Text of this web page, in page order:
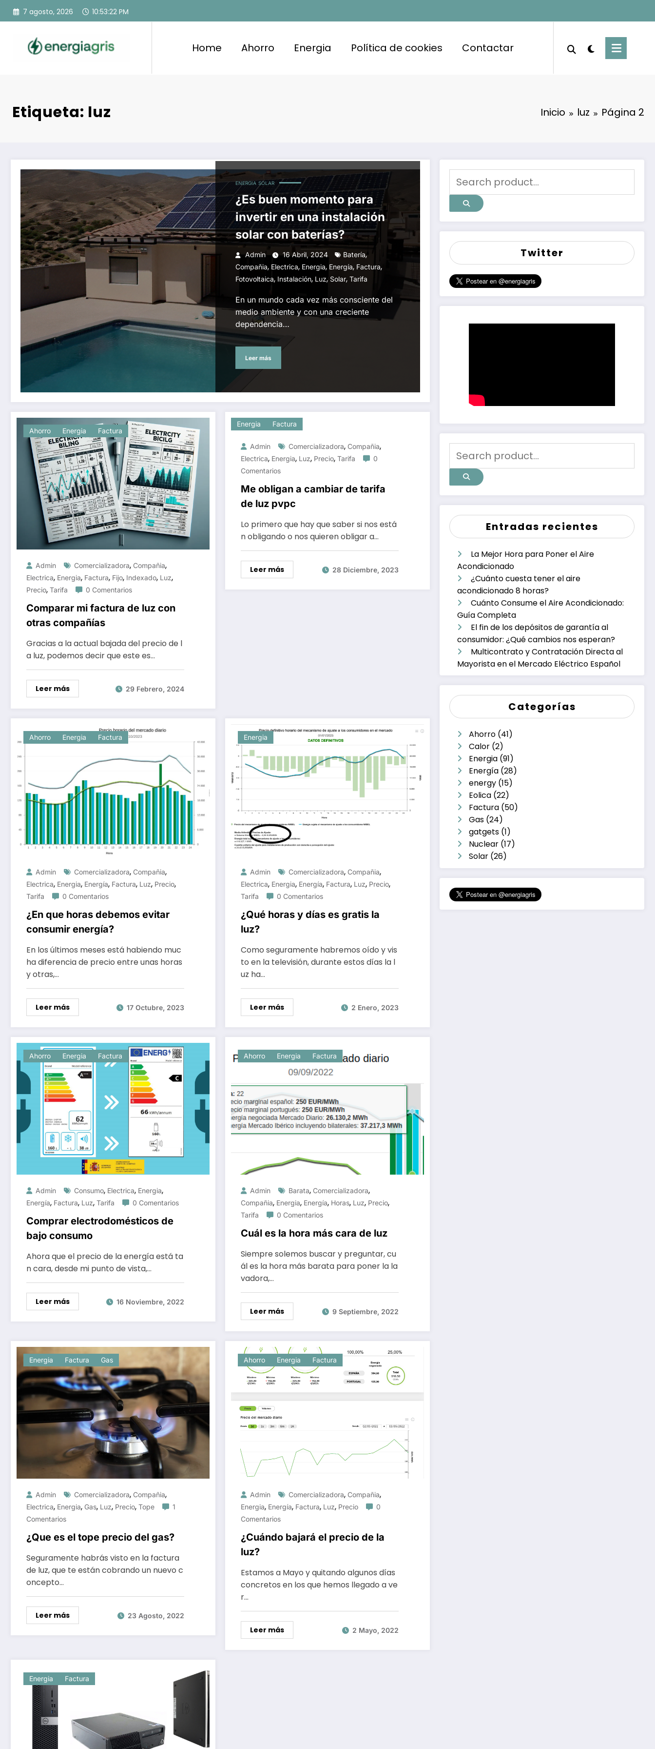
Saltar
7 agosto, 2026 10:53:23 PM
Home Ahorro Energia Política de cookies Contactar
Etiqueta: luz Inicio luz Página 2
ENERGIA SOLAR
¿Es buen momento para
invertir en una instalación
solar con baterías?
Admin 16 Abril, 2024 Batería,
Compañia, Electrica, Energia, Energía, Factura,
Fotovoltaica, Instalación, Luz, Solar, Tarifa
En un mundo cada vez más consciente del
medio ambiente y con una creciente
dependencia…
Leer más
Ahorro Energia Factura
Admin Comercializadora, Compañia,
Electrica, Energia, Factura, Fijo, Indexado, Luz,
Precio, Tarifa 0 Comentarios
Comparar mi factura de luz con
otras compañías
Gracias a la actual bajada del precio de l
a luz, podemos decir que este es…
Leer más 29 Febrero, 2024
Energia Factura
Admin Comercializadora, Compañia,
Electrica, Energia, Luz, Precio, Tarifa
0
Comentarios
Me obligan a cambiar de tarifa
de luz pvpc
Lo primero que hay que saber si nos está
n obligando o nos quieren obligar a…
Leer más 28 Diciembre, 2023
Ahorro Energia Factura
Admin Comercializadora, Compañia,
Electrica, Energia, Energía, Factura, Luz, Precio,
Tarifa 0 Comentarios
¿En que horas debemos evitar
consumir energía?
En los últimos meses está habiendo muc
ha diferencia de precio entre unas horas
y otras,…
Leer más 17 Octubre, 2023
Energia
Admin Comercializadora, Compañia,
Electrica, Energia, Energía, Factura, Luz, Precio,
Tarifa 0 Comentarios
¿Qué horas y días es gratis la
luz?
Como seguramente habremos oído y vis
to en la televisión, durante estos días la l
uz ha…
Leer más 2 Enero, 2023
Ahorro Energia Factura
Admin Consumo, Electrica, Energia,
Energía, Factura, Luz, Tarifa 0 Comentarios
Comprar electrodomésticos de
bajo consumo
Ahora que el precio de la energía está ta
n cara, desde mi punto de vista,…
Leer más 16 Noviembre, 2022
Ahorro Energia Factura
Admin Barata, Comercializadora,
Compañia, Energia, Energía, Horas, Luz, Precio,
Tarifa 0 Comentarios
Cuál es la hora más cara de luz
Siempre solemos buscar y preguntar, cu
ál es la hora más barata para poner la la
vadora,…
Leer más 9 Septiembre, 2022
Energia Factura Gas
Admin Comercializadora, Compañia,
Electrica, Energia, Gas, Luz, Precio, Tope
1
Comentarios
¿Que es el tope precio del gas?
Seguramente habrás visto en la factura
de luz, que te están cobrando un nuevo c
oncepto…
Leer más 23 Agosto, 2022
Ahorro Energia Factura
Admin Comercializadora, Compañia,
Energia, Energía, Factura, Luz, Precio
0
Comentarios
¿Cuándo bajará el precio de la
luz?
Estamos a Mayo y quitando algunos días
concretos en los que hemos llegado a ve
r…
Leer más 2 Mayo, 2022
Energia Factura
Twitter
Entradas recientes
La Mejor Hora para Poner el Aire
Acondicionado
¿Cuánto cuesta tener el aire
acondicionado 8 horas?
Cuánto Consume el Aire Acondicionado:
Guía Completa
El fin de los depósitos de garantía al
consumidor: ¿Qué cambios nos esperan?
Multicontrato y Contratación Directa al
Mayorista en el Mercado Eléctrico Español
Categorías
Ahorro (41)
Calor (2)
Energia (91)
Energía (28)
energy (15)
Eolica (22)
Factura (50)
Gas (24)
gatgets (1)
Nuclear (17)
Solar (26)